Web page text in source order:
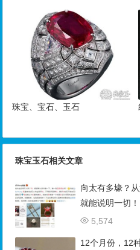
珠宝、宝石、玉石
珠宝玉石相关文章
向太有多壕？
就能说明一切！
5,574
12个月份，12